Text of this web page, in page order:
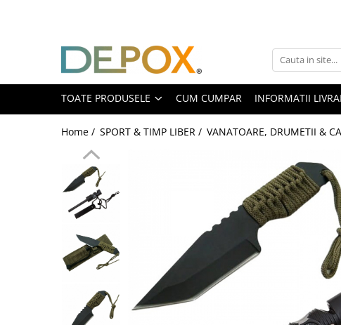
Toate Produsele
SPORT & TIMP LIBER
AUTOAPARARE
Pumnaluri si boxuri
Bastoane telescopice si nunceaguri
Spray autoaparare
Seturi & accesorii autoaparare
Cutite vanatoare
Briceaguri fluture & antrenament
Accesorii tactice si sport
TOATE PRODUSELE CUM CUMPAR INFORMATII
Home / SPORT & TIMP LIBER / VANATOARE, DRUMETII &